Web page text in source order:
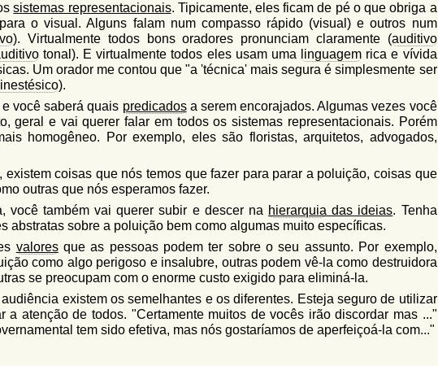
sistemas representacionais. Tipicamente, eles ficam de pé o que obriga a
o visual. Alguns falam num compasso rápido (visual) e outros num
). Virtualmente todos bons oradores pronunciam claramente (auditivo
tonal). E virtualmente todos eles usam uma linguagem rica e vívida
Um orador me contou que "a 'técnica' mais segura é simplesmente ser
).
você saberá quais predicadosa serem encorajados. Algumas vezes você
geral e vai querer falar em todos os sistemas representacionais. Porém
homogêneo. Por exemplo, eles são floristas, arquitetos, advogados,
existem coisas que nós temos que fazer para parar a poluição, coisas que
outras que nós esperamos fazer.
você também vai querer subir e descer na hierarquia das ideias. Tenha
abstratas sobre a poluição bem como algumas muito específicas.
valoresque as pessoas podem ter sobre o seu assunto. Por exemplo,
como algo perigoso e insalubre, outras podem vê-la como destruidora
se preocupam com o enorme custo exigido para eliminá-la.
existem os semelhantes e os diferentes. Esteja seguro de utilizar
a atenção de todos. "Certamente muitos de vocês irão discordar mas ..."
tem sido efetiva, mas nós gostaríamos de aperfeiçoá-la com..."